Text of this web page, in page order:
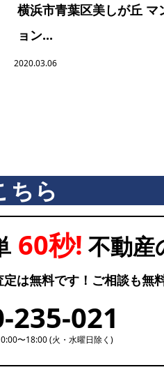
横浜市青葉区美しが丘 マ
ョン...
2020.03.06
ちら
60秒! 不動産
は無料です！ご相談も無
235-021
〜18:00 (火・水曜日除く)